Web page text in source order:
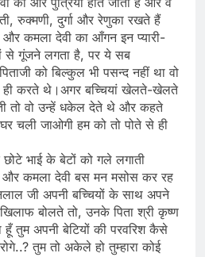
रुक्मणी, दुर्गा और रेणुका रखते हैं
कमला देवी का आँगन इन प्यारी-
से गूंजने लगता है, पर ये सब
को बिल्कुल भी पसन्द नहीं था वो
ही करते थे।अगर बच्चियां खेलते-खेलते
तो वो उन्हें धकेल देते थे और कहते
चली जाओगी हम को तो पोते से ही
भाई के बेटों को गले लगाती
और कमला देवी बस मन मसोस कर रह
जी अपनी बच्चियों के साथ अपने
खिलाफ बोलते तो, उनके पिता श्री कृष्ण
तुम अपनी बेटियों की परवरिश कैसे
तुम तो अकेले हो तुम्हारा कोई